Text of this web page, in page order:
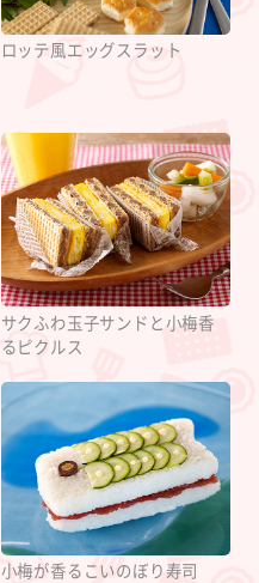
ロッテ風エッグスラット
サクふわ玉子サンドと小梅香
るピクルス
小梅が香るこいのぼり寿司